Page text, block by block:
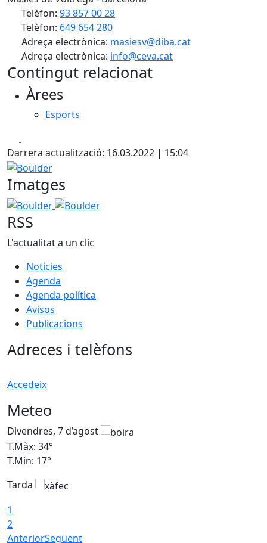
Telèfon: 93 857 00 28
Telèfon: 649 654 280
Adreça electrònica: masiesv@diba.cat
Adreça electrònica: info@ceva.cat
Contingut relacionat
Àrees
Esports
Darrera actualització: 16.03.2022 | 15:04
Boulder
Imatges
Boulder Boulder
RSS
L'actualitat a un clic
Notícies
Agenda
Agenda política
Avisos
Publicacions
Adreces i telèfons
Accedeix
Meteo
Divendres, 7 d’agost
T.Màx: 34°
T.Min: 17°
Tarda
1
2
AnteriorSegüent